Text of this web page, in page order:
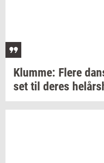
Klum­me: Flere
set til deres